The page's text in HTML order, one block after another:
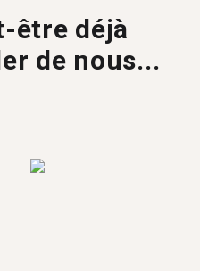
être déjà
de nous...